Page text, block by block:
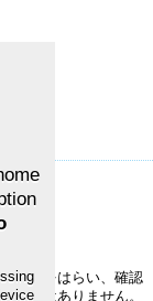
せ
注意をはらい、確認
のではありません。